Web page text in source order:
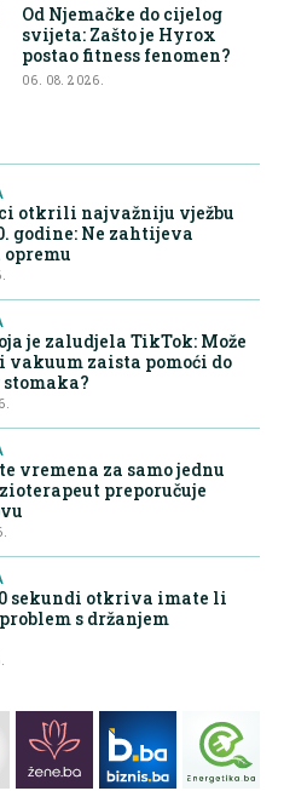
Od Njemačke do cijelog
svijeta: Zašto je Hyrox
postao fitness fenomen?
06. 08. 2026.
otkrili najvažniju vježbu
godine: Ne zahtijeva
je zaludjela TikTok: Može
vakuum zaista pomoći do
vremena za samo jednu
preporučuje
sekundi otkriva imate li
s držanjem